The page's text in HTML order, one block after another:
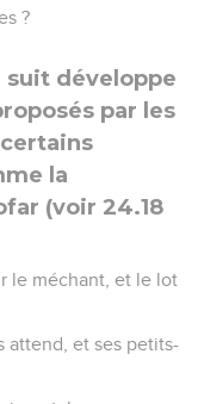
?
suit développe
par les
la
(voir 24.18
le méchant, et le lot
attend, et ses petits-